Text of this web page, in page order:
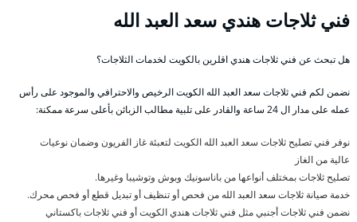
فني ثلاجات هندي سعد العبد الله
هل تبحث عن فني ثلاجات هندي اقلرين بالكويت لخدمات الثلاجات؟
نضمن لكم فني ثلاجات سعد العبد الله الكويت الرخيص والاحترافي والموجود على رأس
عمله على مدار ال 24 ساعة والقادر على تلبية مطالب الزبائن بأعلى سرعة ممكنة:
نوفر فني تصليح ثلاجات سعد العبد الله الكويت لتعبئة غاز الفريون وضمان نوعيات
عالية من الغاز
تصليح ثلاجات بمختلف أنواعها من باناسونيك وبوش وتوشيبا وغيرها.
خدمة صيانة ثلاجات سعد العبد الله من فحص أو تنظيف أو تبديل قطع أو فحص محرك.
نضمن فني ثلاجات أجنبي مثل فني ثلاجات هندي الكويت أو فني ثلاجات باكستاني